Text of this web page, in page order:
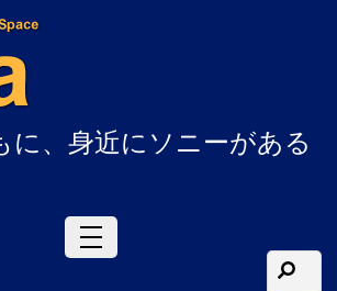
に、身近にソニーがある